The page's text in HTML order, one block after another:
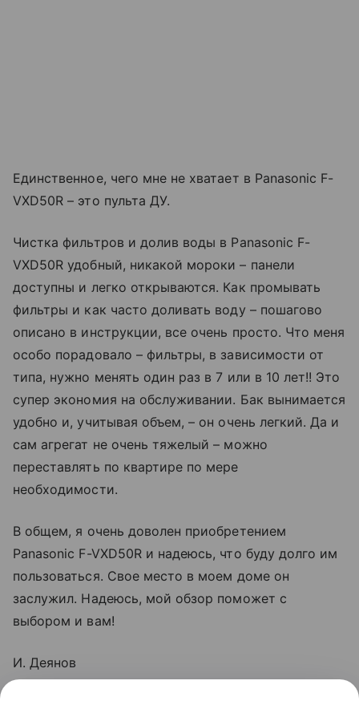
Единственное, чего мне не хватает в Panasonic F-
VXD50R – это пульта ДУ.
Чистка фильтров и долив воды в Panasonic F-
VXD50R удобный, никакой мороки – панели
доступны и легко открываются. Как промывать
фильтры и как часто доливать воду – пошагово
описано в инструкции, все очень просто. Что меня
особо порадовало – фильтры, в зависимости от
типа, нужно менять один раз в 7 или в 10 лет!! Это
супер экономия на обслуживании. Бак вынимается
удобно и, учитывая объем, – он очень легкий. Да и
сам агрегат не очень тяжелый – можно
переставлять по квартире по мере
необходимости.
В общем, я очень доволен приобретением
Panasonic F-VXD50R и надеюсь, что буду долго им
пользоваться. Свое место в моем доме он
заслужил. Надеюсь, мой обзор поможет с
выбором и вам!
И. Деянов